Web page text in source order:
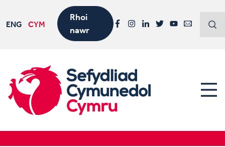
ENG CYM
Rhoi
nawr